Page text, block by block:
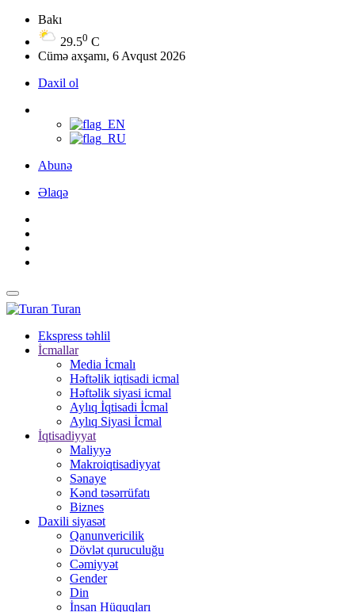
Bakı
29.50 C
Cümə axşamı, 6 Avqust 2026
Daxil ol
Abunə
Əlaqə
Turan
Ekspress təhlil
İcmallar
Media İcmalı
Həftəlik iqtisadi icmal
Həftəlik siyasi icmal
Aylıq İqtisadi İcmal
Aylıq Siyasi İcmal
İqtisadiyyat
Maliyyə
Makroiqtisadiyyat
Sənaye
Kənd təsərrüfatı
Biznes
Daxili siyasət
Qanunvericilik
Dövlət quruculuğu
Cəmiyyət
Gender
Din
İnsan Hüquqları